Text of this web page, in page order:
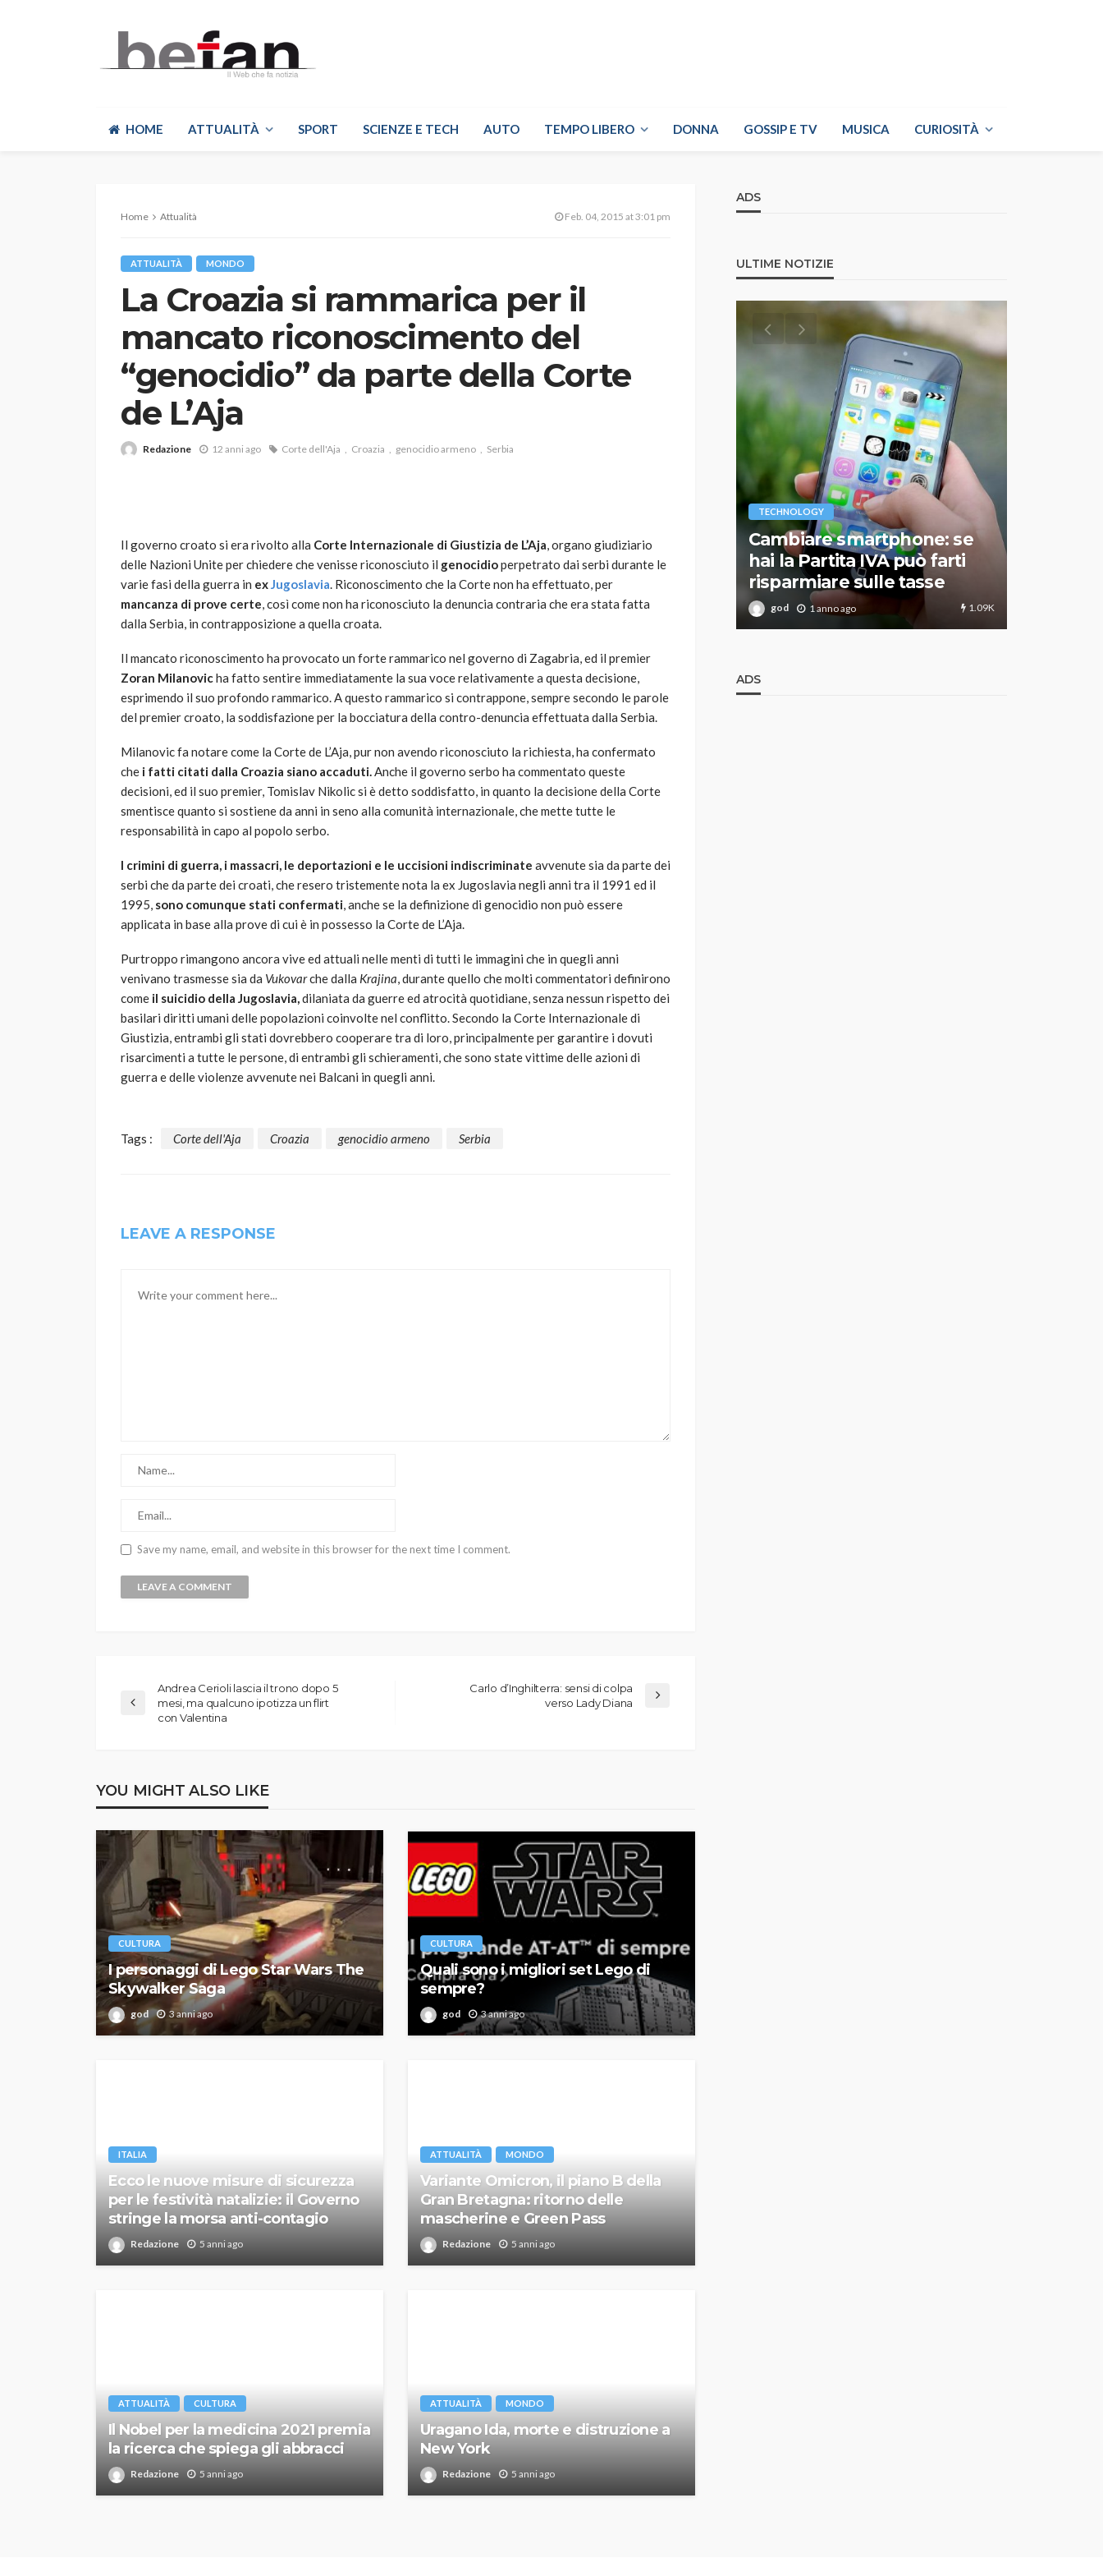
HOME ATTUALITÀ SPORT SCIENZE E TECH AUTO TEMPO LIBERO DONNA GOSSIP E TV MUSICA CURIOSITÀ
Home Attualità Feb. 04, 2015 at 3:01 pm
ATTUALITÀ MONDO
La Croazia si rammarica per il
mancato riconoscimento del
“genocidio” da parte della Corte
de L’Aja
Redazione 12 anni ago Corte dell'Aja Croazia genocidio armeno Serbia
Il governo croato si era rivolto alla Corte Internazionale di Giustizia de L’Aja, organo giudiziario
delle Nazioni Unite per chiedere che venisse riconosciuto il genocidioperpetrato dai serbi durante le
varie fasi della guerra in exJugoslavia. Riconoscimento che la Corte non ha effettuato, per
mancanza di prove certe, così come non ha riconosciuto la denuncia contraria che era stata fatta
dalla Serbia, in contrapposizione a quella croata.
Il mancato riconoscimento ha provocato un forte rammarico nel governo di Zagabria, ed il premier
Zoran Milanovicha fatto sentire immediatamente la sua voce relativamente a questa decisione,
esprimendo il suo profondo rammarico. A questo rammarico si contrappone, sempre secondo le parole
del premier croato, la soddisfazione per la bocciatura della contro-denuncia effettuata dalla Serbia.
Milanovic fa notare come la Corte de L’Aja, pur non avendo riconosciuto la richiesta, ha confermato
che i fatti citati dalla Croazia siano accaduti.Anche il governo serbo ha commentato queste
decisioni, ed il suo premier, Tomislav Nikolic si è detto soddisfatto, in quanto la decisione della Corte
smentisce quanto si sostiene da anni in seno alla comunità internazionale, che mette tutte le
responsabilità in capo al popolo serbo.
I crimini di guerra, i massacri, le deportazioni e le uccisioni indiscriminate avvenute sia da parte dei
serbi che da parte dei croati, che resero tristemente nota la ex Jugoslavia negli anni tra il 1991 ed il
1995, sono comunque stati confermati, anche se la definizione di genocidio non può essere
applicata in base alla prove di cui è in possesso la Corte de L’Aja.
Purtroppo rimangono ancora vive ed attuali nelle menti di tutti le immagini che in quegli anni
venivano trasmesse sia da Vukovarche dalla Krajina, durante quello che molti commentatori definirono
come il suicidio della Jugoslavia,dilaniata da guerre ed atrocità quotidiane, senza nessun rispetto dei
basilari diritti umani delle popolazioni coinvolte nel conflitto. Secondo la Corte Internazionale di
Giustizia, entrambi gli stati dovrebbero cooperare tra di loro, principalmente per garantire i dovuti
risarcimenti a tutte le persone, di entrambi gli schieramenti, che sono state vittime delle azioni di
guerra e delle violenze avvenute nei Balcani in quegli anni.
Tags : Corte dell'Aja Croazia genocidio armeno Serbia
LEAVE A RESPONSE
Save my name, email, and website in this browser for the next time I comment.
Andrea Cerioli lascia il trono dopo 5
mesi, ma qualcuno ipotizza un flirt
con Valentina
Carlo d’Inghilterra: sensi di colpa
verso Lady Diana
YOU MIGHT ALSO LIKE
CULTURA
I personaggi di Lego Star Wars The
Skywalker Saga
god 3 anni ago
CULTURA
Quali sono i migliori set Lego di
sempre?
god 3 anni ago
ITALIA
Ecco le nuove misure di sicurezza
per le festività natalizie: il Governo
stringe la morsa anti-contagio
Redazione 5 anni ago
ATTUALITÀ MONDO
Variante Omicron, il piano B della
Gran Bretagna: ritorno delle
mascherine e Green Pass
Redazione 5 anni ago
ATTUALITÀ CULTURA
Il Nobel per la medicina 2021 premia
la ricerca che spiega gli abbracci
Redazione 5 anni ago
ATTUALITÀ MONDO
Uragano Ida, morte e distruzione a
New York
Redazione 5 anni ago
ADS
ULTIME NOTIZIE
Robot tagliaerba: quale
scegliere per il tuo prato
god 1 anno ago 784
passione per
l’automobilismo
abbracciano la stessa causa
god 9 mesi ago
TECHNOLOGY
Cambiare smartphone: se
hai la Partita IVA può farti
risparmiare sulle tasse
god 1 anno ago 1.09K
ADS